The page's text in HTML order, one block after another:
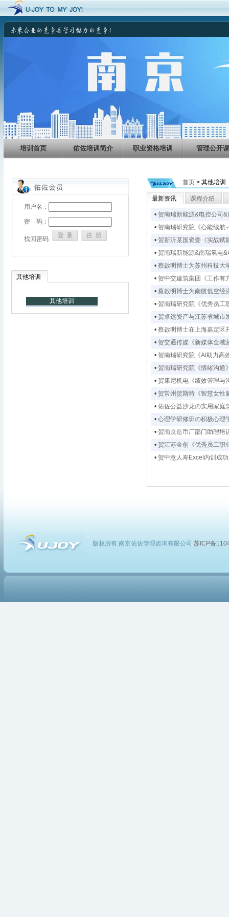
培训首页 佑佐培训简介 职业资格培训 管理公开课
用户名：
密 码：
找回密码
其他培训
其他培训
首页> 其他培训
最新资讯 课程介绍
• 贺南瑞新能源&电控公司
• 贺南瑞研究院《心能续航
• 贺新沂某国资委《实战赋
• 贺南瑞新能源&南瑞氢电
• 蔡啟明博士为苏州科技大
• 贺中交建筑集团《工作有
• 蔡啟明博士为南航低空经
• 贺南瑞研究院《优秀员工
• 贺卓远资产与江苏省城市
• 蔡啟明博士在上海嘉定区
• 贺交通传媒《新媒体全域
• 贺南瑞研究院《AI助力高
• 贺南瑞研究院《情绪沟通
• 贺康尼机电《绩效管理与
• 贺常州贺斯特《智慧女性
• 佑佐公益沙龙の实用家庭
• 心理学研修班の积极心理
• 贺南京造币厂部门助理培
• 贺江苏金创《优秀员工职
• 贺中意人寿Excel内训成
版权所有:南京佑佐管理咨询有限公司 苏ICP备